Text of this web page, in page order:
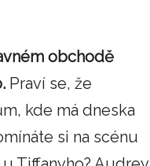
obchodě
Praví se, že
kde má dneska
si na scénu